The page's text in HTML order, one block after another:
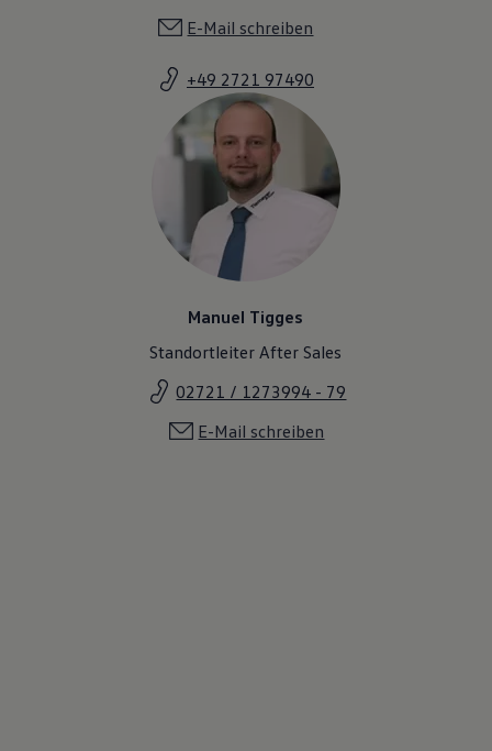
E-Mail schreiben
+49 2721 97490
Manuel Tigges
Standortleiter After Sales
02721 / 1273994 - 79
E-Mail schreiben